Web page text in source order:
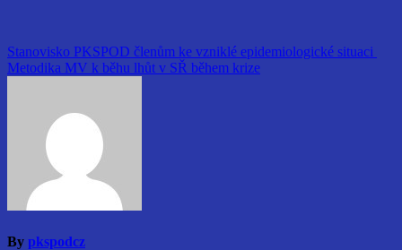
Navigace
pro
Stanovisko PKSPOD členům ke vzniklé epidemiologické situaci
Metodika MV k běhu lhůt v SŘ během krize
By pkspodcz